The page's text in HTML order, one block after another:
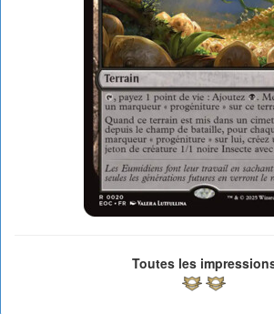
Toutes les